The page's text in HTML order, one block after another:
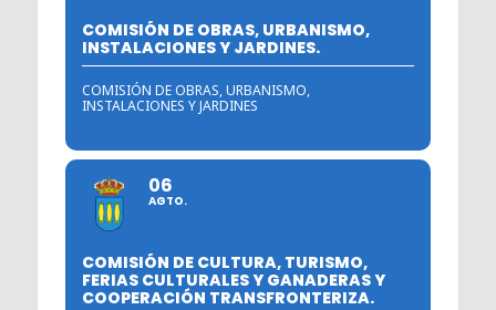
COMISIÓN DE OBRAS, URBANISMO,
INSTALACIONES Y JARDINES.
COMISIÓN DE OBRAS, URBANISMO,
INSTALACIONES Y JARDINES
06
AGTO.
COMISIÓN DE CULTURA, TURISMO,
FERIAS CULTURALES Y GANADERAS Y
COOPERACIÓN TRANSFRONTERIZA.